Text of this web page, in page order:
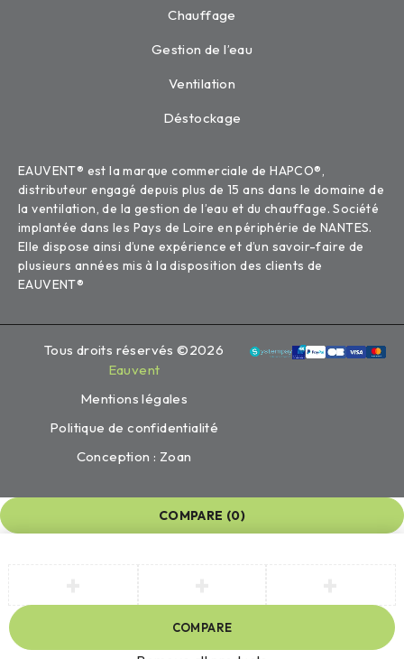
Chauffage
Gestion de l’eau
Ventilation
Déstockage
EAUVENT® est la marque commerciale de HAPCO®,
distributeur engagé depuis plus de 15 ans dans le domaine de
la ventilation, de la gestion de l’eau et du chauffage. Société
implantée dans les Pays de Loire en périphérie de NANTES.
Elle dispose ainsi d’une expérience et d’un savoir-faire de
plusieurs années mis à la disposition des clients de
EAUVENT®
Tous droits réservés ©2026
Eauvent
Mentions légales
Politique de confidentialité
Conception : Zoan
COMPARE (0)
COMPARE